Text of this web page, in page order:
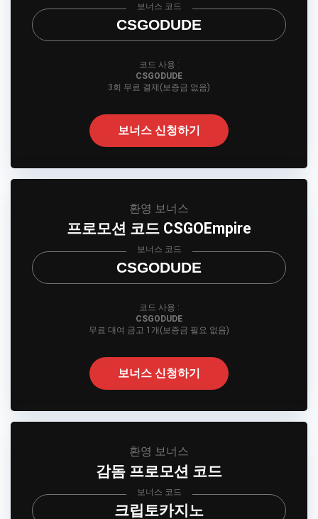
CSGODUDE
보너스 코드
코드 사용 :
CSGODUDE
3회 무료 결제(보증금 없음)
보너스 신청하기
환영 보너스
프로모션 코드 CSGOEmpire
CSGODUDE
보너스 코드
코드 사용 :
CSGODUDE
무료 대여 금고 1개(보증금 필요 없음)
보너스 신청하기
환영 보너스
감돔 프로모션 코드
크립토카지노
보너스 코드